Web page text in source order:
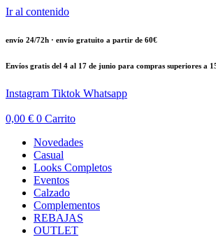
Ir al contenido
envío 24/72h · envío gratuito a partir de 60€
Envíos gratis del 4 al 17 de junio para compras superiores a
Instagram Tiktok Whatsapp
0,00 € 0 Carrito
Novedades
Casual
Looks Completos
Eventos
Calzado
Complementos
REBAJAS
OUTLET